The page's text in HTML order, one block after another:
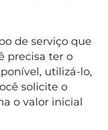
de serviço que
precisa ter o
utilizá-lo,
solicite o
o valor inicial